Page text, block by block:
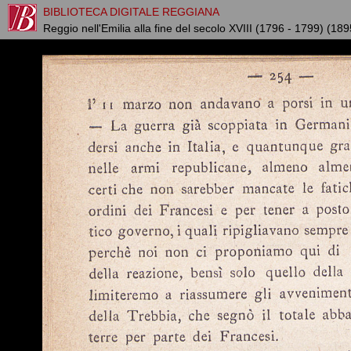
BIBLIOTECA DIGITALE REGGIANA
Reggio nell'Emilia alla fine del secolo XVIII (1796 - 1799)